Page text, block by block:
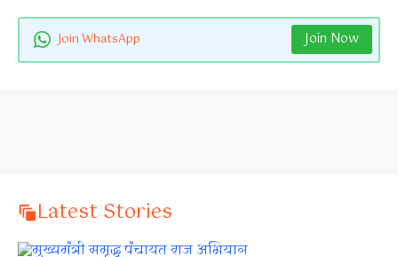
Join WhatsApp Join Now
Latest Stories